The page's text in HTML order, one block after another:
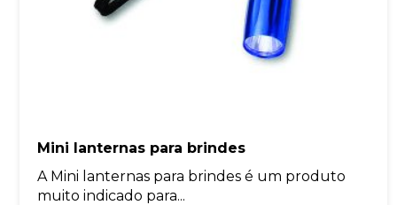
Mini lanternas para brindes
A Mini lanternas para brindes é um produto
muito indicado para...